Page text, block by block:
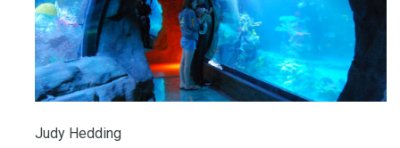
Judy Hedding